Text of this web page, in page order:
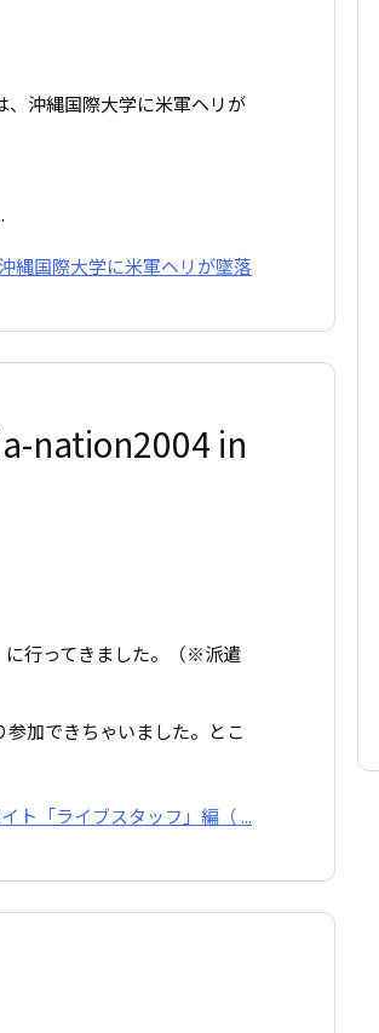
、沖縄国際大学に米軍ヘリが
沖縄国際大学に米軍ヘリが墜落
nation2004 in
に行ってきました。（※派遣
加できちゃいました。とこ
ト「ライブスタッフ」編（ ...